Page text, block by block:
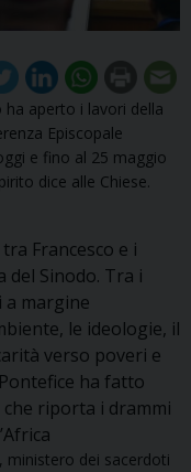
ha aperto i lavori della
Episcopale
e fino al 25 maggio
dice alle Chiese.
Francesco e i
del Sinodo. Tra i
a margine
le ideologie, il
verso poveri e
ha fatto
riporta i drammi
ministero dei sacerdoti